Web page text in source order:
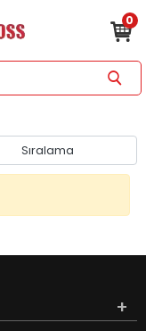
0
Sıralama